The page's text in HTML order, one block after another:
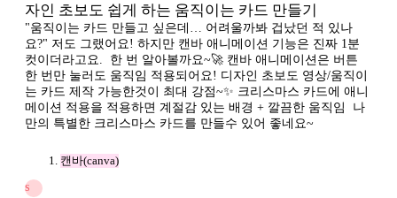
자인 초보도 쉽게 하는 움직이는 카드 만들기
"움직이는 카드 만들고 싶은데… 어려울까봐 겁났던 적 있나
요?" 저도 그랬어요! 하지만 캔바 애니메이션 기능은 진짜 1분
컷이더라고요. ​ 한 번 알아볼까요~🚀 캔바 애니메이션은 버튼
한 번만 눌러도 움직임 적용되어요! 디자인 초보도 영상/움직이
는 카드 제작 가능한것이 최대 강점~✨ 크리스마스 카드에 애니
메이션 적용을 적용하면 계절감 있는 배경 + 깔끔한 움직임 ​ 나
만의 특별한 크리스마스 카드를 만들수 있어 좋네요~
캔바(canva)
S